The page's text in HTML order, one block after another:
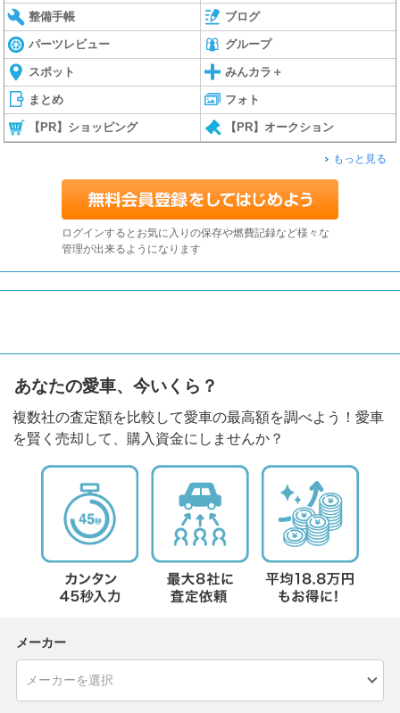
整備手帳 ブログ
パーツレビュー グループ
スポット みんカラ＋
まとめ フォト
【PR】ショッピング 【PR】オークション
もっと見る
ログインするとお気に入りの保存や燃費記録など様々な
管理が出来るようになります
あなたの愛車、今いくら？
複数社の査定額を比較して愛車の最高額を調べよう！愛車
を賢く売却して、購入資金にしませんか？
メーカー